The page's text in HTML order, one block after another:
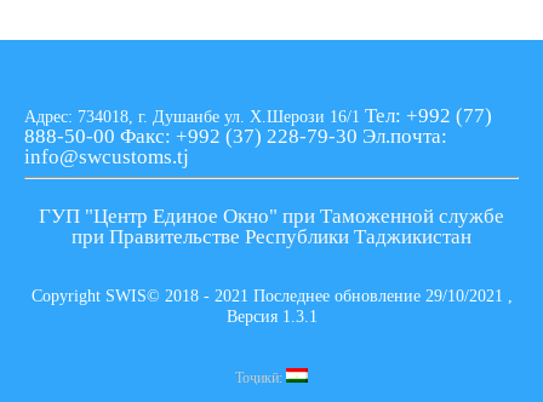
Адрес: 734018, г. Душанбе ул. Х.Шерози 16/1 Тел: +992 (77)
888-50-00 Факс: +992 (37) 228-79-30 Эл.почта:
info@swcustoms.tj
ГУП "Центр Единое Окно" при Таможенной службе
при Правительстве Республики Таджикистан
Copyright SWIS© 2018 - 2021 Последнее обновление 29/10/2021 ,
Версия 1.3.1
Тоҷикӣ: